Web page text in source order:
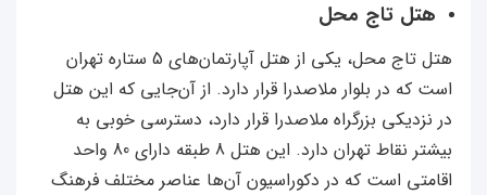
هتل تاج محل
هتل تاج محل، یکی از هتل آپارتمان‌های 5 ستاره تهران
است که در بلوار ملاصدرا قرار دارد. از آن‌جایی که این هتل
در نزدیکی بزرگراه ملاصدرا قرار دارد، دسترسی خوبی به
بیشتر نقاط تهران دارد. این هتل 8 طبقه دارای 80 واحد
اقامتی است که در دکوراسیون آن‌ها عناصر مختلف فرهنگ